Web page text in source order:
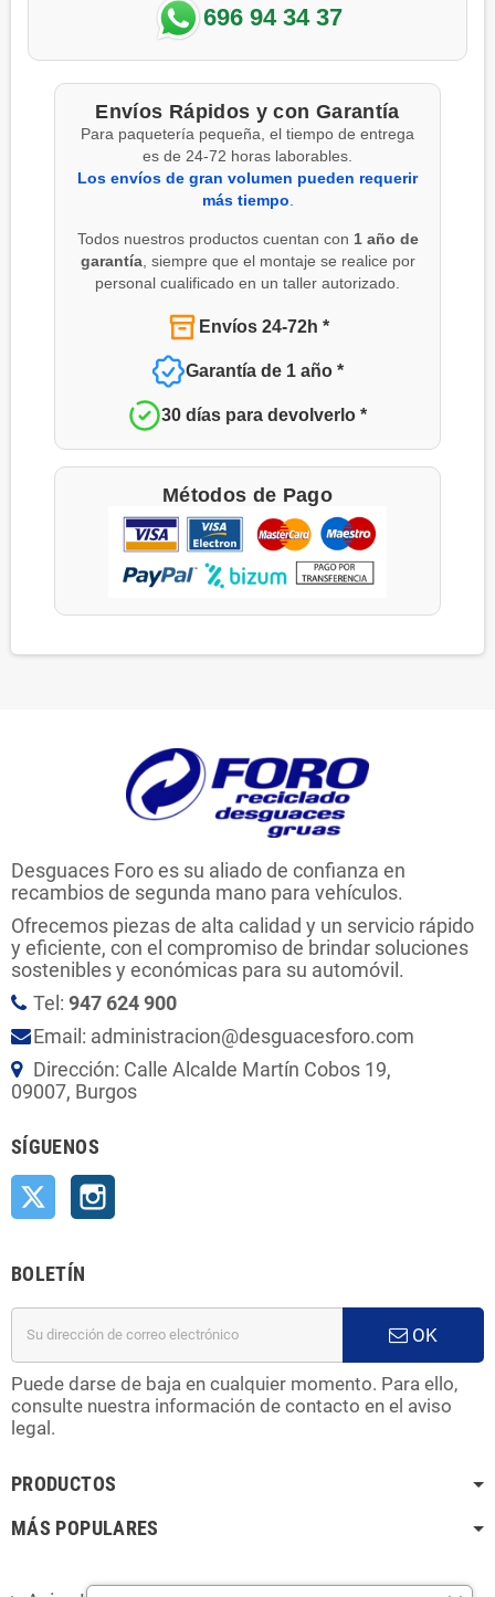
696 94 34 37
Envíos Rápidos y con Garantía
Para paquetería pequeña, el tiempo de entrega
es de 24-72 horas laborables.
Los envíos de gran volumen pueden requerir
más tiempo
Todos nuestros productos cuentan con 1 año de
garantía, siempre que el montaje se realice por
personal cualificado en un taller autorizado.
Envíos 24-72h *
Garantía de 1 año *
30 días para devolverlo *
Métodos de Pago
Desguaces Foro es su aliado de confianza en
recambios de segunda mano para vehículos.
Ofrecemos piezas de alta calidad y un servicio rápido
y eficiente, con el compromiso de brindar soluciones
sostenibles y económicas para su automóvil.
Tel: 947 624 900
Email: administracion@desguacesforo.com
Dirección: Calle Alcalde Martín Cobos 19,
09007, Burgos
SÍGUENOS
Twitter
BOLETÍN
OK
Puede darse de baja en cualquier momento. Para ello,
consulte nuestra información de contacto en el aviso
legal.
PRODUCTOS
MÁS POPULARES